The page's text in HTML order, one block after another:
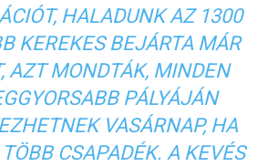
HALADUNK AZ 1300
KEREKES BEJÁRTA MÁR
AZT MONDTÁK, MINDEN
PÁLYÁJÁN
VASÁRNAP, HA
CSAPADÉK. A KEVÉS